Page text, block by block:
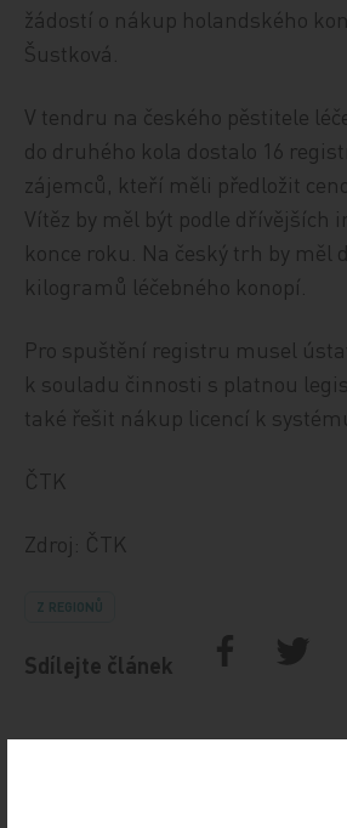
žádostí o nákup holandského
Šustková.
V tendru na českého pěstitele
do druhého kola dostalo 16
zájemců, kteří měli předložit
Vítěz by měl být podle dřívějších
konce roku. Na český trh by měl
kilogramů léčebného konopí.
Pro spuštění registru musel
k souladu činnosti s platnou
také řešit nákup licencí k
ČTK
Zdroj: ČTK
Z REGIONŮ
Sdílejte článek